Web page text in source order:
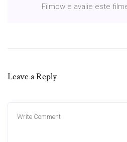
Filmow e avalie este
Leave a Reply